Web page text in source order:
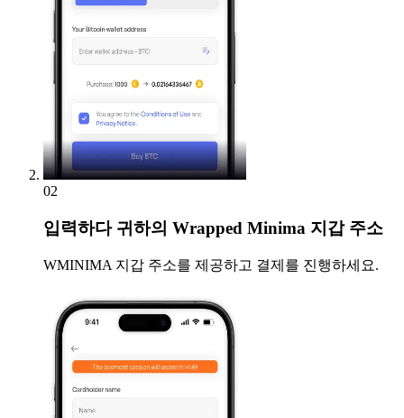
02
입력하다귀하의 Wrapped Minima 지갑 주소
WMINIMA 지갑 주소를 제공하고 결제를 진행하세요.